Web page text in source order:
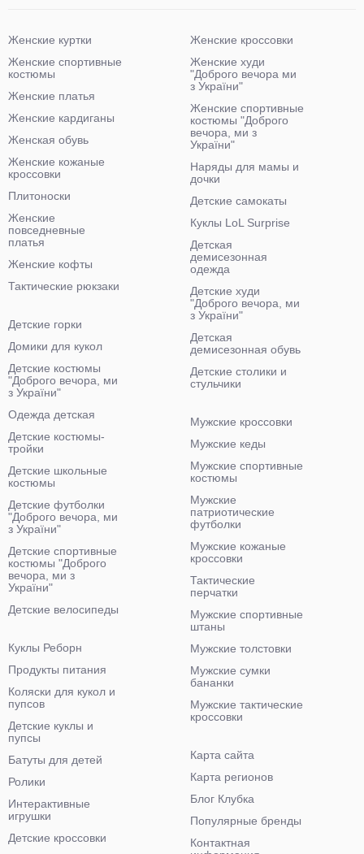
Женские куртки
Женские спортивные
костюмы
Женские платья
Женские кардиганы
Женская обувь
Женские кожаные
кроссовки
Плитоноски
Женские
повседневные
платья
Женские кофты
Тактические рюкзаки
Женские кроссовки
Женские худи
"Доброго вечора ми
з України"
Женские спортивные
костюмы "Доброго
вечора, ми з
України"
Наряды для мамы и
дочки
Детские самокаты
Куклы LoL Surprise
Детская
демисезонная
одежда
Детские худи
"Доброго вечора, ми
з України"
Детская
демисезонная обувь
Детские столики и
стульчики
Детские горки
Домики для кукол
Детские костюмы
"Доброго вечора, ми
з України"
Одежда детская
Детские костюмы-
тройки
Детские школьные
костюмы
Детские футболки
"Доброго вечора, ми
з України"
Детские спортивные
костюмы "Доброго
вечора, ми з
України"
Детские велосипеды
Мужские кроссовки
Мужские кеды
Мужские спортивные
костюмы
Мужские
патриотические
футболки
Мужские кожаные
кроссовки
Тактические
перчатки
Мужские спортивные
штаны
Мужские толстовки
Мужские сумки
бананки
Мужские тактические
кроссовки
Куклы Реборн
Продукты питания
Коляски для кукол и
пупсов
Детские куклы и
пупсы
Батуты для детей
Ролики
Интерактивные
игрушки
Детские кроссовки
Карта сайта
Карта регионов
Блог Клубка
Популярные бренды
Контактная